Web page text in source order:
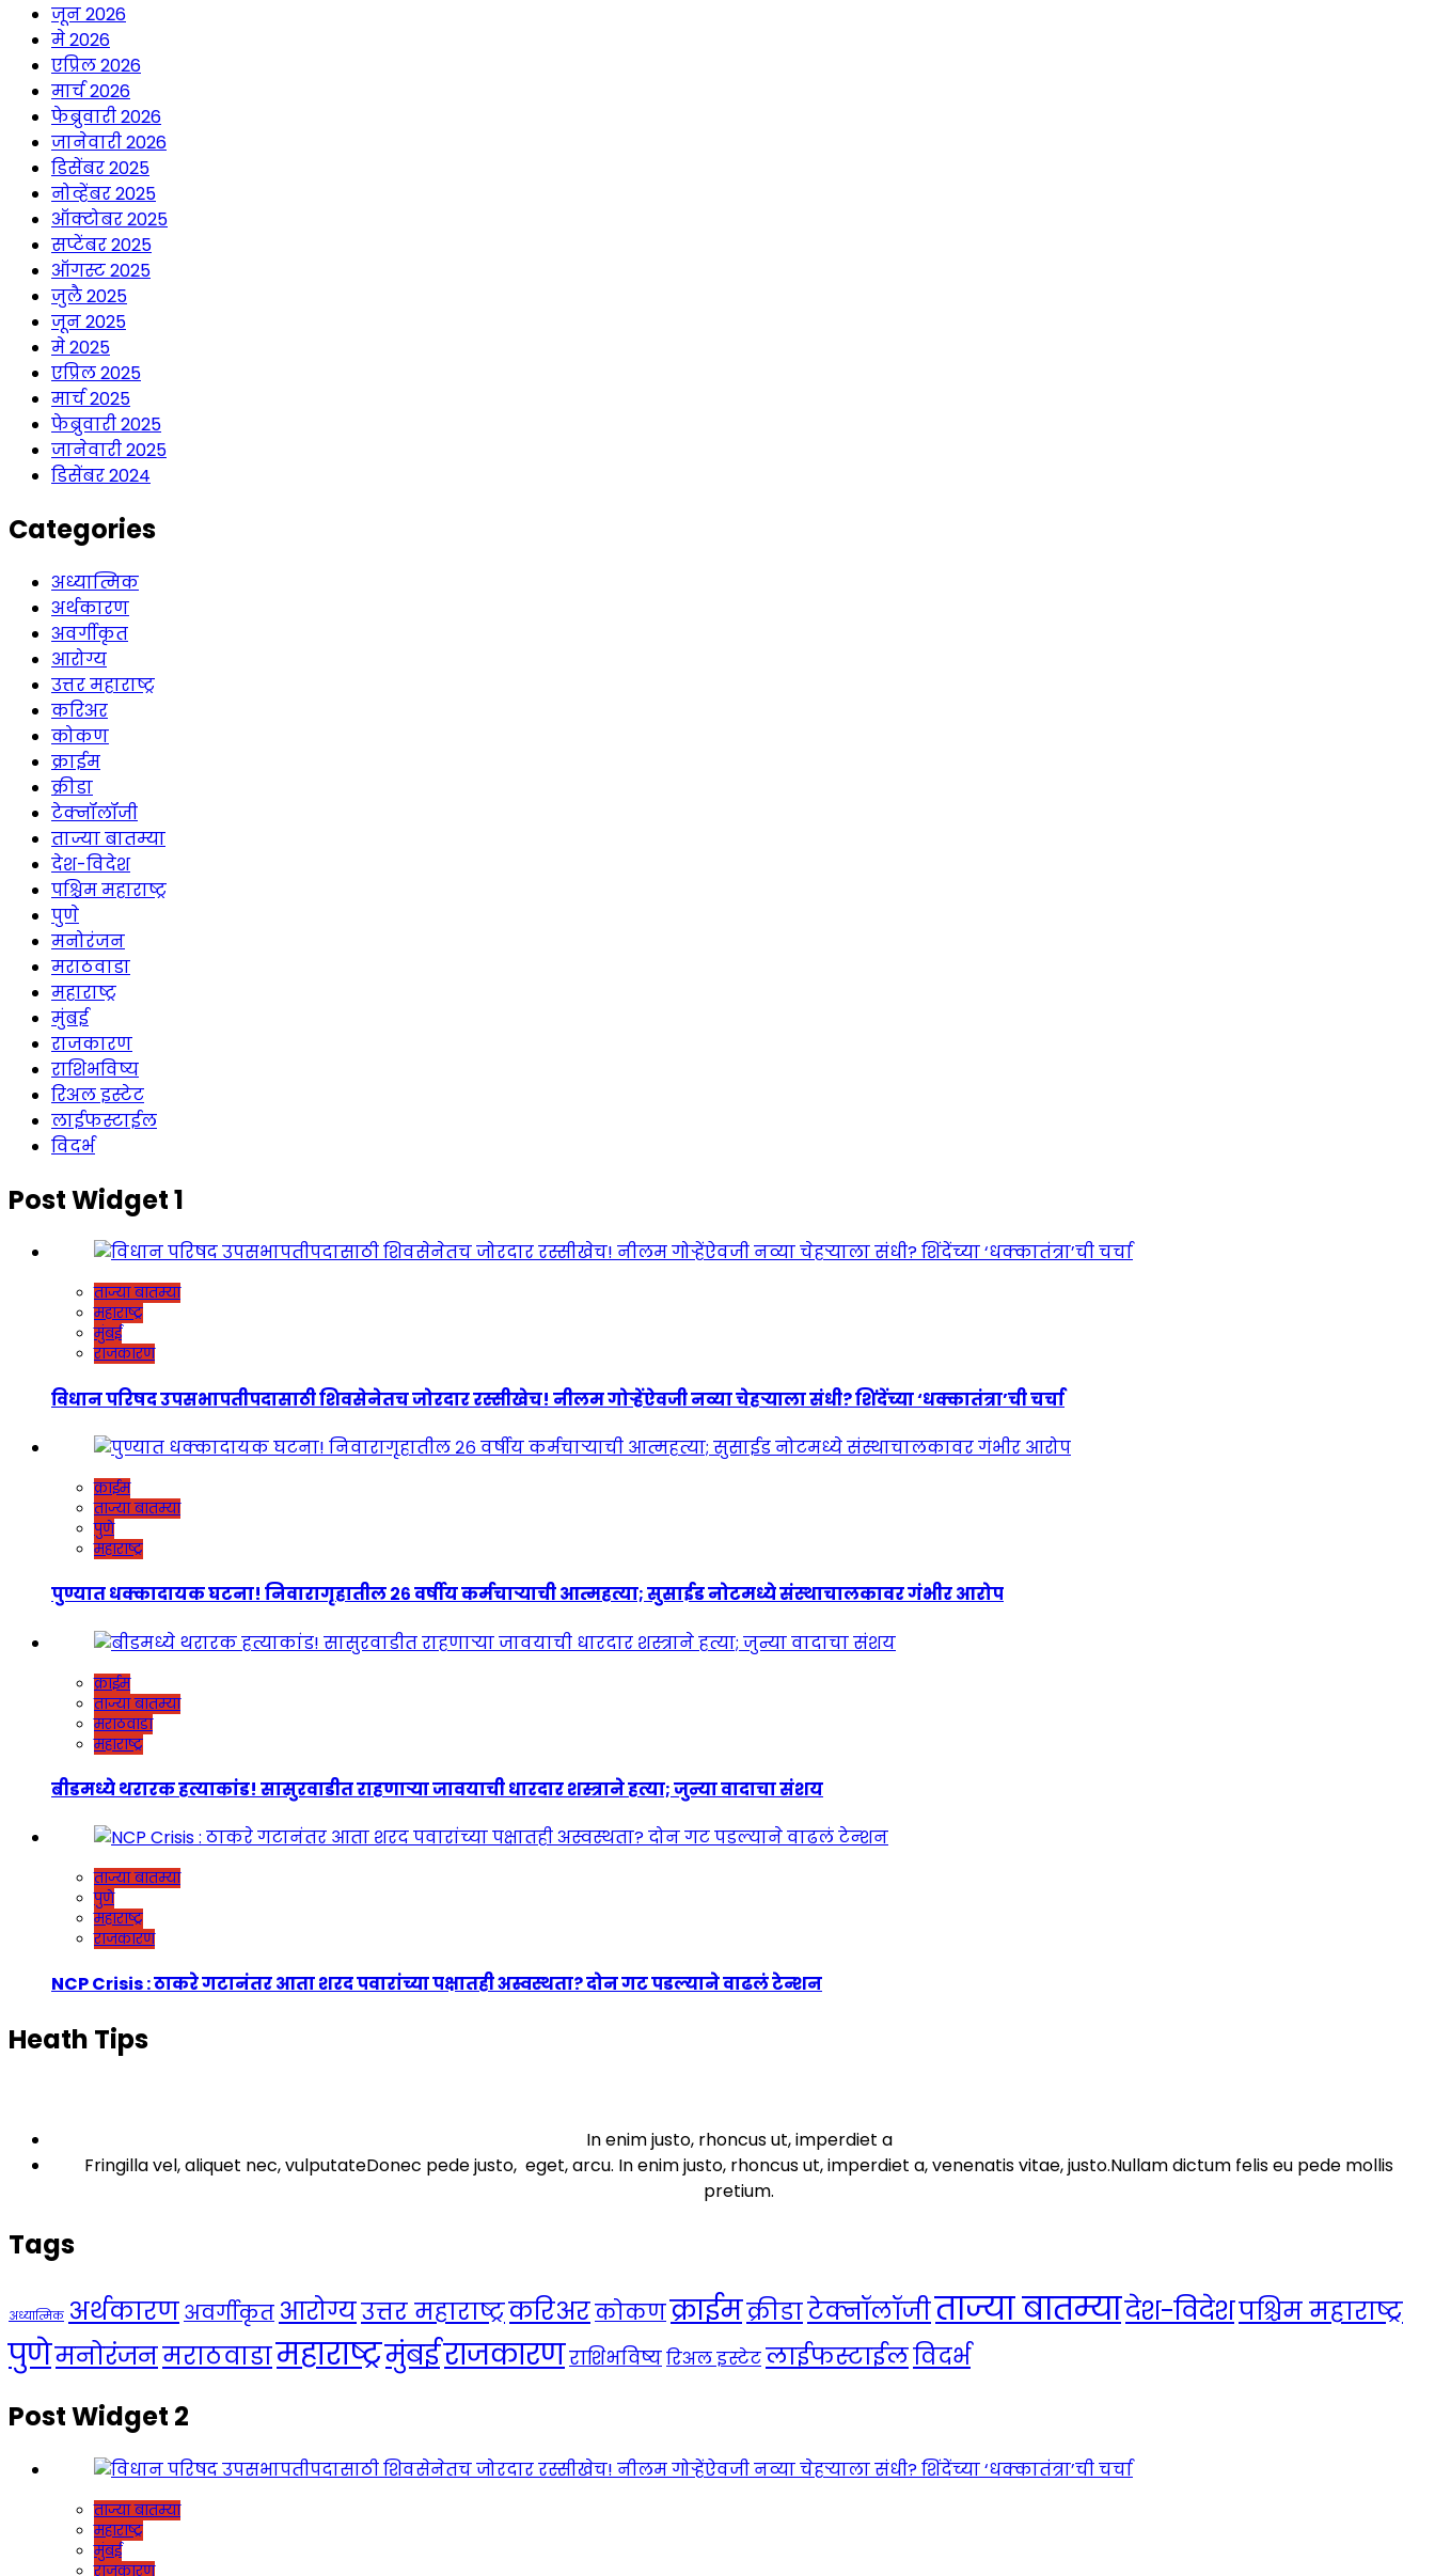
जून 2026
मे 2026
एप्रिल 2026
मार्च 2026
फेब्रुवारी 2026
जानेवारी 2026
डिसेंबर 2025
नोव्हेंबर 2025
ऑक्टोबर 2025
सप्टेंबर 2025
ऑगस्ट 2025
जुलै 2025
जून 2025
मे 2025
एप्रिल 2025
मार्च 2025
फेब्रुवारी 2025
जानेवारी 2025
डिसेंबर 2024
Categories
अध्यात्मिक
अर्थकारण
अवर्गीकृत
आरोग्य
उत्तर महाराष्ट्र
करिअर
कोकण
क्राईम
क्रीडा
टेक्नॉलॉजी
ताज्या बातम्या
देश-विदेश
पश्चिम महाराष्ट्र
पुणे
मनोरंजन
मराठवाडा
महाराष्ट्र
मुंबई
राजकारण
राशिभविष्य
रिअल इस्टेट
लाईफस्टाईल
विदर्भ
Post Widget 1
ताज्या बातम्या
महाराष्ट्र
मुंबई
राजकारण
विधान परिषद उपसभापतीपदासाठी शिवसेनेतच जोरदार रस्सीखेच! नीलम गोऱ्हेंऐवजी नव्या चेहऱ्याला संधी? शिंदेंच्या ‘धक्कातंत्रा’ची चर्चा
क्राईम
ताज्या बातम्या
पुणे
महाराष्ट्र
पुण्यात धक्कादायक घटना! निवारागृहातील २६ वर्षीय कर्मचाऱ्याची आत्महत्या; सुसाईड नोटमध्ये संस्थाचालकावर गंभीर आरोप
क्राईम
ताज्या बातम्या
मराठवाडा
महाराष्ट्र
बीडमध्ये थरारक हत्याकांड! सासुरवाडीत राहणाऱ्या जावयाची धारदार शस्त्राने हत्या; जुन्या वादाचा संशय
ताज्या बातम्या
पुणे
महाराष्ट्र
राजकारण
NCP Crisis : ठाकरे गटानंतर आता शरद पवारांच्या पक्षातही अस्वस्थता? दोन गट पडल्याने वाढलं टेन्शन
Heath Tips
In enim justo, rhoncus ut, imperdiet a
Fringilla vel, aliquet nec, vulputateDonec pede justo, eget, arcu. In enim justo, rhoncus ut, imperdiet a, venenatis vitae, justo.Nullam dictum felis eu pede mollis
pretium.
Tags
अध्यात्मिक अर्थकारणअवर्गीकृत आरोग्यउत्तर महाराष्ट्रकरिअरकोकणक्राईमक्रीडाटेक्नॉलॉजीताज्या बातम्यादेश-विदेशपश्चिम महाराष्ट्र
पुणेमनोरंजनमराठवाडामहाराष्ट्रमुंबईराजकारणराशिभविष्यरिअल इस्टेटलाईफस्टाईलविदर्भ
Post Widget 2
ताज्या बातम्या
महाराष्ट्र
मुंबई
राजकारण